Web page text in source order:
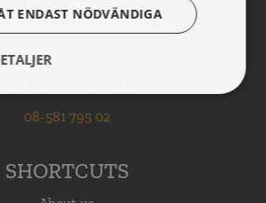
Perlan Ledarskap AB
Landsvägen 39
08-581 795 02
SHORTCUTS
ENDAST NÖDVÄNDIGA